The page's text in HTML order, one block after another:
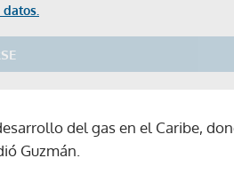
del gas en el Caribe,
Guzmán.